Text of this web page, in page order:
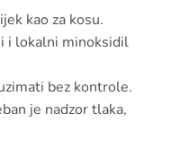
kao za kosu.
i lokalni minoksidil
bez kontrole.
je nadzor tlaka,